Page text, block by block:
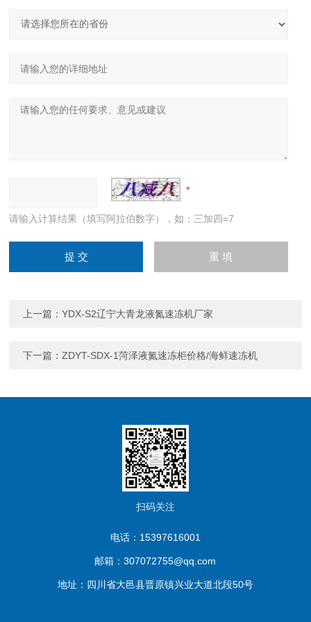
请输入计算结果（填写阿拉伯数字），如：三加四=7
上一篇：YDX-S2辽宁大青龙液氮速冻机厂家
下一篇：ZDYT-SDX-1菏泽液氮速冻柜价格/海鲜速冻机
扫码关注
电话：15397616001
邮箱：307072755@qq.com
地址：四川省大邑县晋原镇兴业大道北段50号